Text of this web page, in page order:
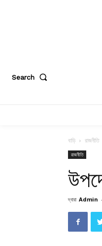
Search
বাড়ি রাজনীতি
রাজনীতি
দ্বারা Admin -